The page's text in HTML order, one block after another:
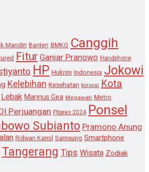
Mandiri Banten BMKG Canggih
Fitur Ganjar Pranowo Handphone
HP Hukrim Indonesia Jokowi
Kelebihan Kesehatan korupsi Kota
Lebak Marinus Gea Megawati Metro
Perjuangan Pilpres 2024 Ponsel
Subianto Pramono Anung
Ridwan Kamil Samsung Smartphone
Tangerang Tips Wisata Zodiak